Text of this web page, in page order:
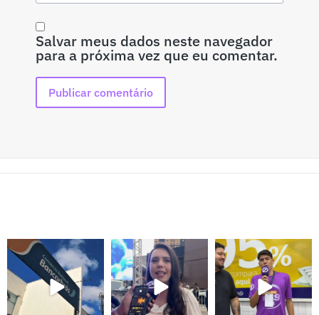
Salvar meus dados neste navegador
para a próxima vez que eu comentar.